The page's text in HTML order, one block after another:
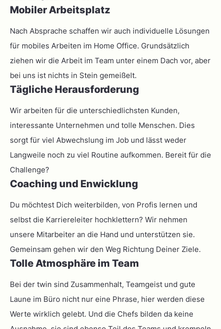
Mobiler Arbeitsplatz
Nach Absprache schaffen wir auch individuelle Lösungen
für mobiles Arbeiten im Home Office. Grundsätzlich
ziehen wir die Arbeit im Team unter einem Dach vor, aber
bei uns ist nichts in Stein gemeißelt.
Tägliche Herausforderung
Wir arbeiten für die unterschiedlichsten Kunden,
interessante Unternehmen und tolle Menschen. Dies
sorgt für viel Abwechslung im Job und lässt weder
Langweile noch zu viel Routine aufkommen. Bereit für die
Challenge?
Coaching und Enwicklung
Du möchtest Dich weiterbilden, von Profis lernen und
selbst die Karriereleiter hochklettern? Wir nehmen
unsere Mitarbeiter an die Hand und unterstützen sie.
Gemeinsam gehen wir den Weg Richtung Deiner Ziele.
Tolle Atmosphäre im Team
Bei der twin sind Zusammenhalt, Teamgeist und gute
Laune im Büro nicht nur eine Phrase, hier werden diese
Werte wirklich gelebt. Und die Chefs bilden da keine